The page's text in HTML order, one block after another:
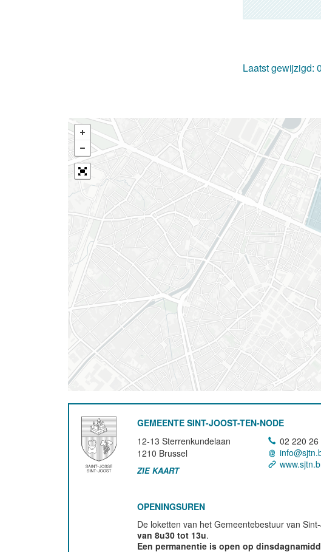
Laatst gewijzigd:
GEMEENTE SINT-JOOST-TEN-NODE
12-13 Sterrenkundelaan
1210 Brussel
ZIE KAART
02 220 26
OPENINGSUREN
De loketten van het Gemeentebestuur van
van 8u30 tot 13u.
Een permanentie is open op